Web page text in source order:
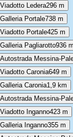
Ledera296 m
Portale738 m
Portale425 m
Pagliarotto936 m
Messina-
Caronia649 m
Caronia1,9 km
Messina-
Inganno423 m
Inganno355 m